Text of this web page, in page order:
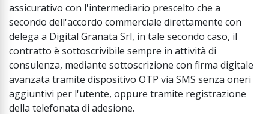
assicurativo con l'intermediario prescelto che a
secondo dell'accordo commerciale direttamente con
delega a Digital Granata Srl, in tale secondo caso, il
contratto è sottoscrivibile sempre in attività di
consulenza, mediante sottoscrizione con firma digitale
avanzata tramite dispositivo OTP via SMS senza oneri
aggiuntivi per l'utente, oppure tramite registrazione
della telefonata di adesione.